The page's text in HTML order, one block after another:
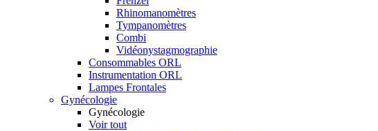
Rhinomanomètres
Tympanomètres
Combi
Vidéonystagmographie
Consommables ORL
Instrumentation ORL
Lampes Frontales
Gynécologie
Gynécologie
Voir tout